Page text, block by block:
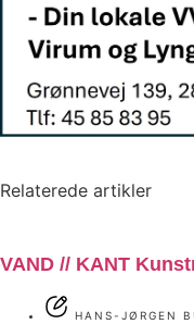
Relaterede artikler
VAND // KANT
HANS-JØRGEN